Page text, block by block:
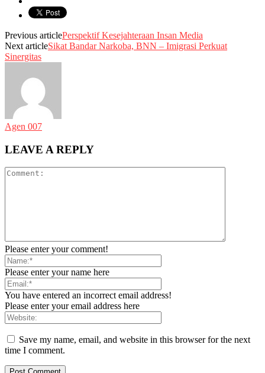
Previous articlePerspektif Kesejahteraan Insan Media
Next articleSikat Bandar Narkoba, BNN – Imigrasi Perkuat
Sinergitas
Agen 007
LEAVE A REPLY
Please enter your comment!
Please enter your name here
You have entered an incorrect email address!
Please enter your email address here
Save my name, email, and website in this browser for the next
time I comment.